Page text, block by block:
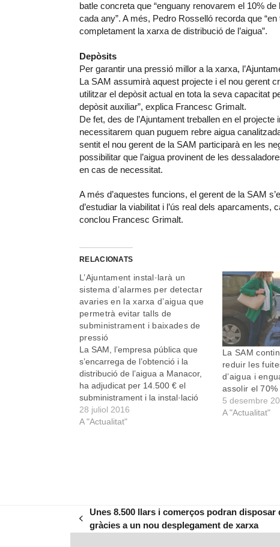
batle concreta que “enguany renovarem el 10%
cada any”. A més, Pedro Rosselló recorda que
completament la xarxa de distribució de l’aigua”.
Depòsits
Per garantir una pressió millor a la xarxa,
La SAM assumirà aquest projecte i el nou gerent
utilitzar el depòsit actual en tota la seva capacitat
depòsit auxiliar”, explica Francesc Grimalt.
De fet, des de l’Ajuntament treballen en el
necessitarem quan puguem rebre aigua
sentit el nou gerent de la SAM participarà en les
possibilitar que l’aigua provinent de les
en cas de necessitat.
A més d’aquestes funcions, el gerent de la SAM
d’estudiar la viabilitat i l’ús real dels aparcaments,
conclou Francesc Grimalt.
RELACIONATS
L’Ajuntament instal·larà un
sistema d’alarmes per detectar
avaries en la xarxa d’aigua que
permetrà evitar talls de
subministrament i baixades de
pressió
La SAM, l’empresa pública que
s’encarrega de l’obtenció i la
distribució de l’aigua a Manacor,
ha adjudicat per 14.500 € el
subministrament i la instal·lació
d’un sistema d’alarmes pel servei
d’abastiment d’aigua del nucli de
28 juliol 2016
A "Actualitat"
La SAM
reduir les
d’aigua i
assolir el 70%
5 desembre
A "Actualitat"
previous
Unes 8.500 llars i comerços podran
gràcies a un nou desplegament de xarxa